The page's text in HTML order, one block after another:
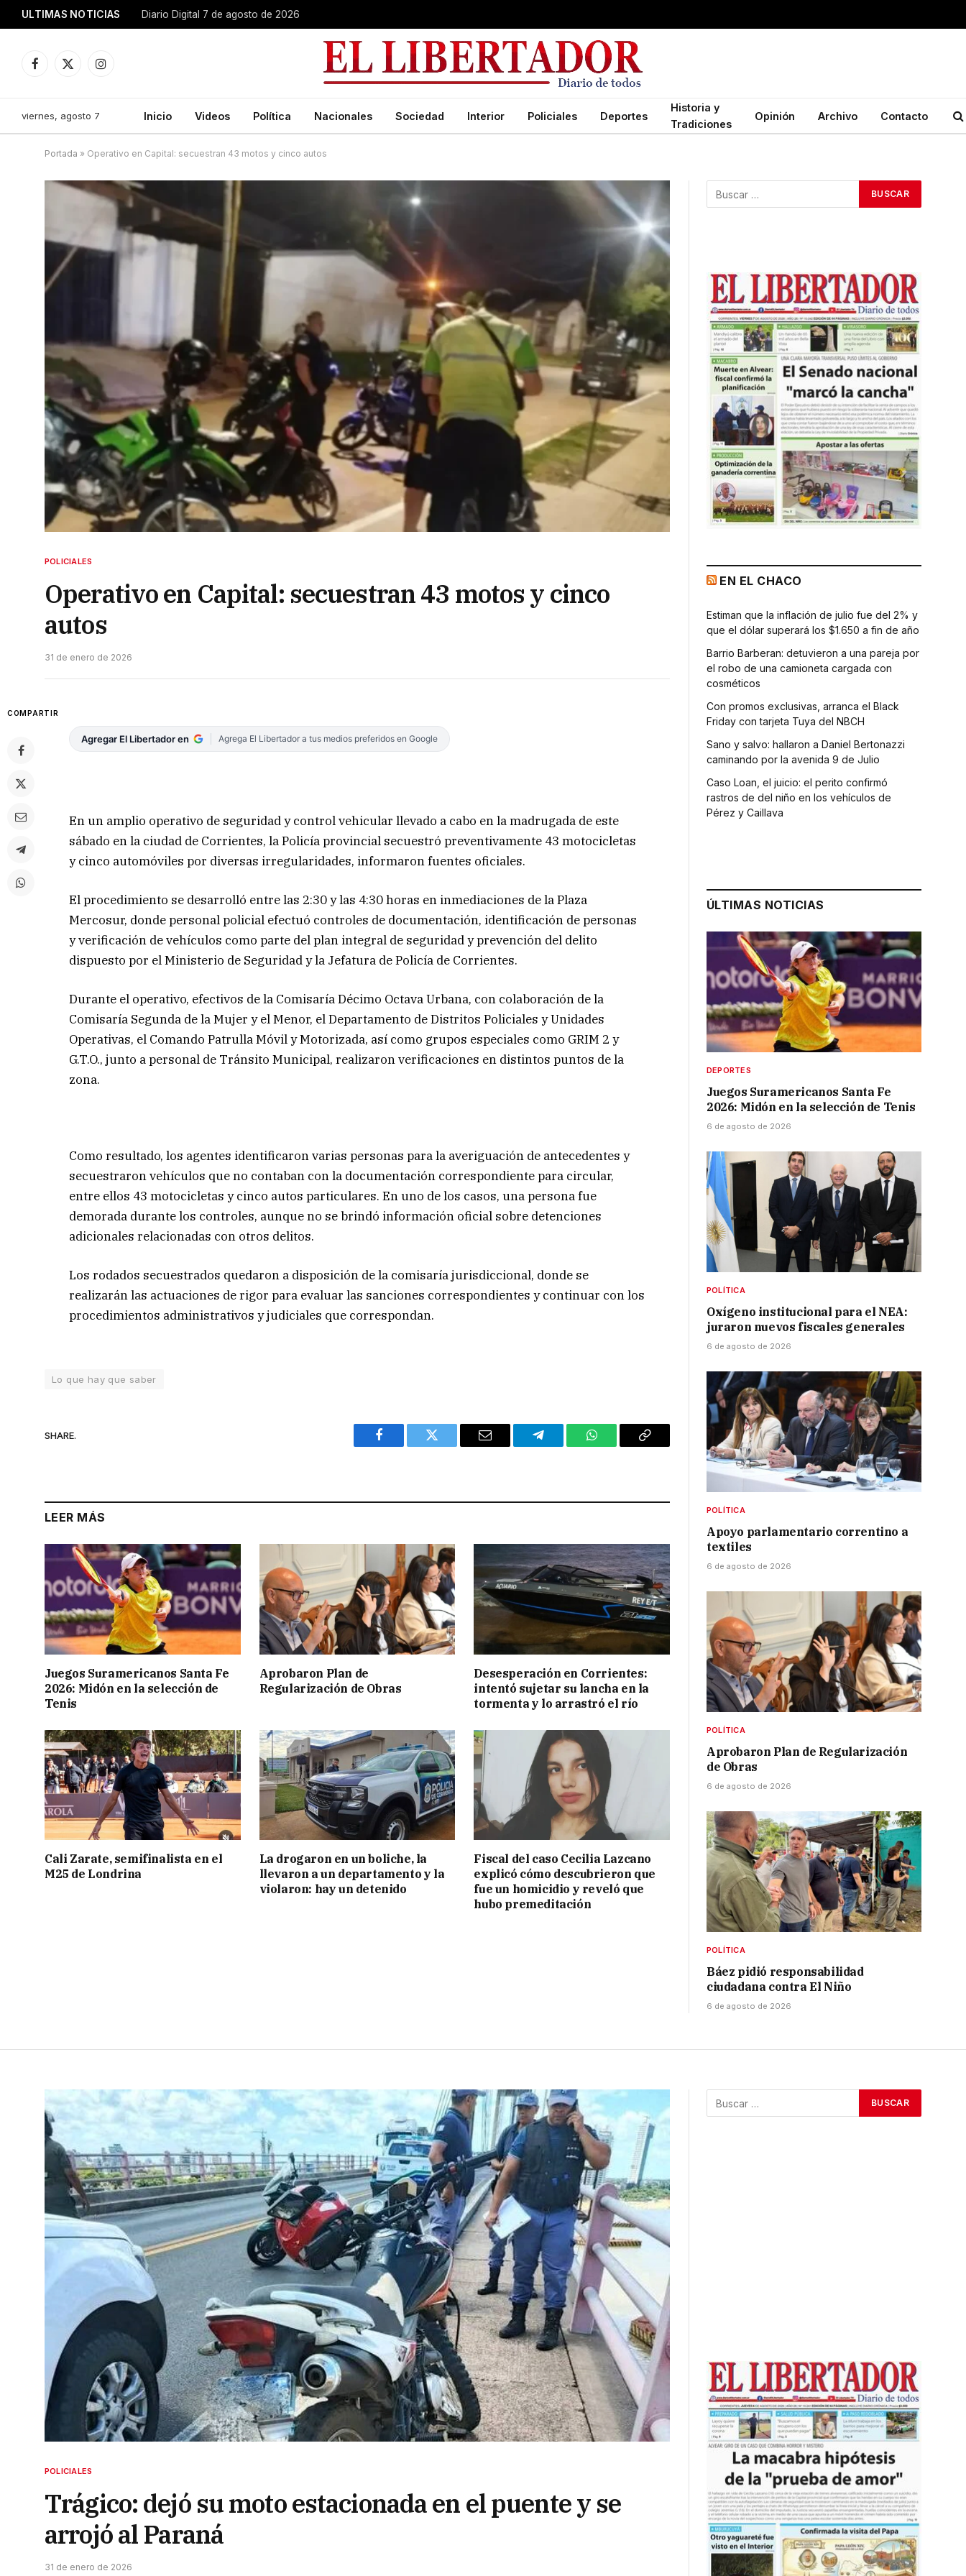
ULTIMAS NOTICIAS Diario Digital 7 de agosto de 2026
Facebook
X
Instagram
viernes, agosto 7 Inicio Videos Política Nacionales Sociedad Interior Policiales Deportes
Historia y
Tradiciones
Opinión Archivo Contacto
Portada » Operativo en Capital: secuestran 43 motos y cinco autos
POLICIALES
Operativo en Capital: secuestran 43 motos y cinco
autos
31 de enero de 2026
COMPARTIR
Agregar El Libertador en Agrega El Libertador a tus medios preferidos en Google
En un amplio operativo de seguridad y control vehicular llevado a cabo en la madrugada de este
sábado en la ciudad de Corrientes, la Policía provincial secuestró preventivamente 43 motocicletas
y cinco automóviles por diversas irregularidades, informaron fuentes oficiales.
El procedimiento se desarrolló entre las 2:30 y las 4:30 horas en inmediaciones de la Plaza
Mercosur, donde personal policial efectuó controles de documentación, identificación de personas
y verificación de vehículos como parte del plan integral de seguridad y prevención del delito
dispuesto por el Ministerio de Seguridad y la Jefatura de Policía de Corrientes.
Durante el operativo, efectivos de la Comisaría Décimo Octava Urbana, con colaboración de la
Comisaría Segunda de la Mujer y el Menor, el Departamento de Distritos Policiales y Unidades
Operativas, el Comando Patrulla Móvil y Motorizada, así como grupos especiales como GRIM 2 y
G.T.O., junto a personal de Tránsito Municipal, realizaron verificaciones en distintos puntos de la
zona.
Como resultado, los agentes identificaron varias personas para la averiguación de antecedentes y
secuestraron vehículos que no contaban con la documentación correspondiente para circular,
entre ellos 43 motocicletas y cinco autos particulares. En uno de los casos, una persona fue
demorada durante los controles, aunque no se brindó información oficial sobre detenciones
adicionales relacionadas con otros delitos.
Los rodados secuestrados quedaron a disposición de la comisaría jurisdiccional, donde se
realizarán las actuaciones de rigor para evaluar las sanciones correspondientes y continuar con los
procedimientos administrativos y judiciales que correspondan.
Lo que hay que saber
SHARE.
Facebook Twitter Email Telegram WhatsAppCopy
LEER MÁS
Juegos Suramericanos Santa Fe
2026: Midón en la selección de
Tenis
Aprobaron Plan de
Regularización de Obras
Desesperación en Corrientes:
intentó sujetar su lancha en la
tormenta y lo arrastró el río
Cali Zarate, semifinalista en el
M25 de Londrina
La drogaron en un boliche, la
llevaron a un departamento y la
violaron: hay un detenido
Fiscal del caso Cecilia Lazcano
explicó cómo descubrieron que
fue un homicidio y reveló que
hubo premeditación
EN EL CHACO
Estiman que la inflación de julio fue del 2% y
que el dólar superará los $1.650 a fin de año
Barrio Barberan: detuvieron a una pareja por
el robo de una camioneta cargada con
cosméticos
Con promos exclusivas, arranca el Black
Friday con tarjeta Tuya del NBCH
Sano y salvo: hallaron a Daniel Bertonazzi
caminando por la avenida 9 de Julio
Caso Loan, el juicio: el perito confirmó
rastros de del niño en los vehículos de
Pérez y Caillava
ÚLTIMAS NOTICIAS
DEPORTES
Juegos Suramericanos Santa Fe
2026: Midón en la selección de Tenis
6 de agosto de 2026
POLÍTICA
Oxígeno institucional para el NEA:
juraron nuevos fiscales generales
6 de agosto de 2026
POLÍTICA
Apoyo parlamentario correntino a
textiles
6 de agosto de 2026
POLÍTICA
Aprobaron Plan de Regularización
de Obras
6 de agosto de 2026
POLÍTICA
Báez pidió responsabilidad
ciudadana contra El Niño
6 de agosto de 2026
POLICIALES
Trágico: dejó su moto estacionada en el puente y se
arrojó al Paraná
31 de enero de 2026